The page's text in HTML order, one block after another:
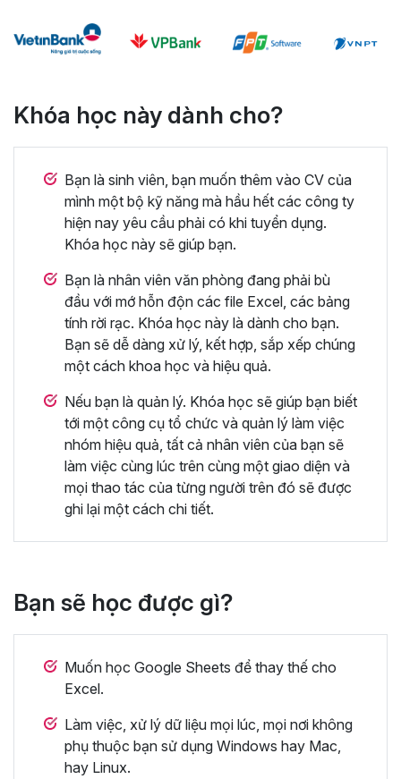
Khóa học này dành cho?
Bạn là sinh viên, bạn muốn thêm vào CV của
mình một bộ kỹ năng mà hầu hết các công ty
hiện nay yêu cầu phải có khi tuyển dụng.
Khóa học này sẽ giúp bạn.
Bạn là nhân viên văn phòng đang phải bù
đầu với mớ hỗn độn các file Excel, các bảng
tính rời rạc. Khóa học này là dành cho bạn.
Bạn sẽ dễ dàng xử lý, kết hợp, sắp xếp chúng
một cách khoa học và hiệu quả.
Nếu bạn là quản lý. Khóa học sẽ giúp bạn biết
tới một công cụ tổ chức và quản lý làm việc
nhóm hiệu quả, tất cả nhân viên của bạn sẽ
làm việc cùng lúc trên cùng một giao diện và
mọi thao tác của từng người trên đó sẽ được
ghi lại một cách chi tiết.
Bạn sẽ học được gì?
Muốn học Google Sheets để thay thế cho
Excel.
Làm việc, xử lý dữ liệu mọi lúc, mọi nơi không
phụ thuộc bạn sử dụng Windows hay Mac,
hay Linux.